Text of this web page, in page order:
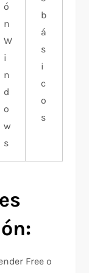
ó
n
W
i
n
d
o
w
s
b
á
s
i
c
o
s
Free o